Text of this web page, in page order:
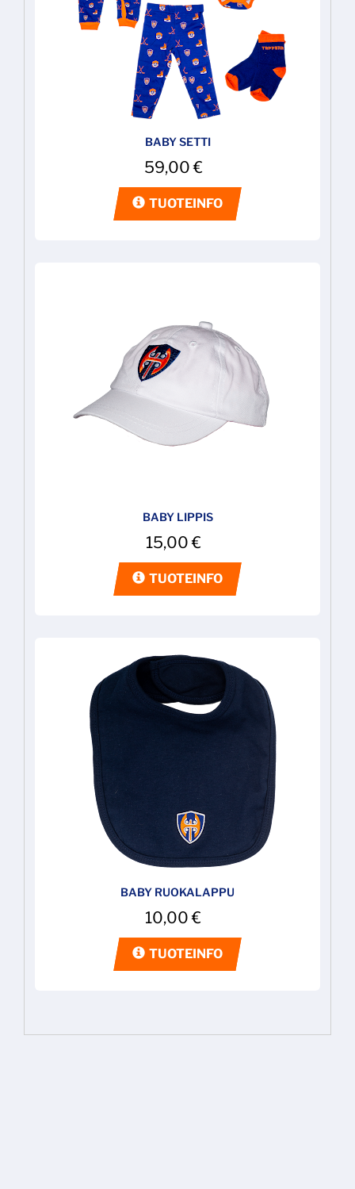
BABY SETTI
59,00€
TUOTEINFO
BABY LIPPIS
15,00€
TUOTEINFO
BABY RUOKALAPPU
10,00€
TUOTEINFO